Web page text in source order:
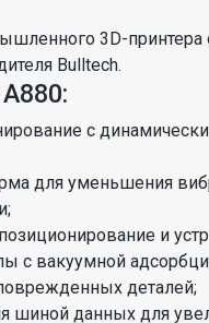
3D-принтера
Bulltech.
с
для уменьшения
и
с вакуумной
деталей;
шиной данных для